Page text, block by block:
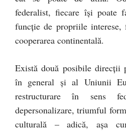
federalist, fiecare își poate
funcție de propriile
cooperarea continentală.
Există două posibile direcții
în general și al Uniunii
restructurare în sens
depersonalizare, triumful
culturală – adică, așa